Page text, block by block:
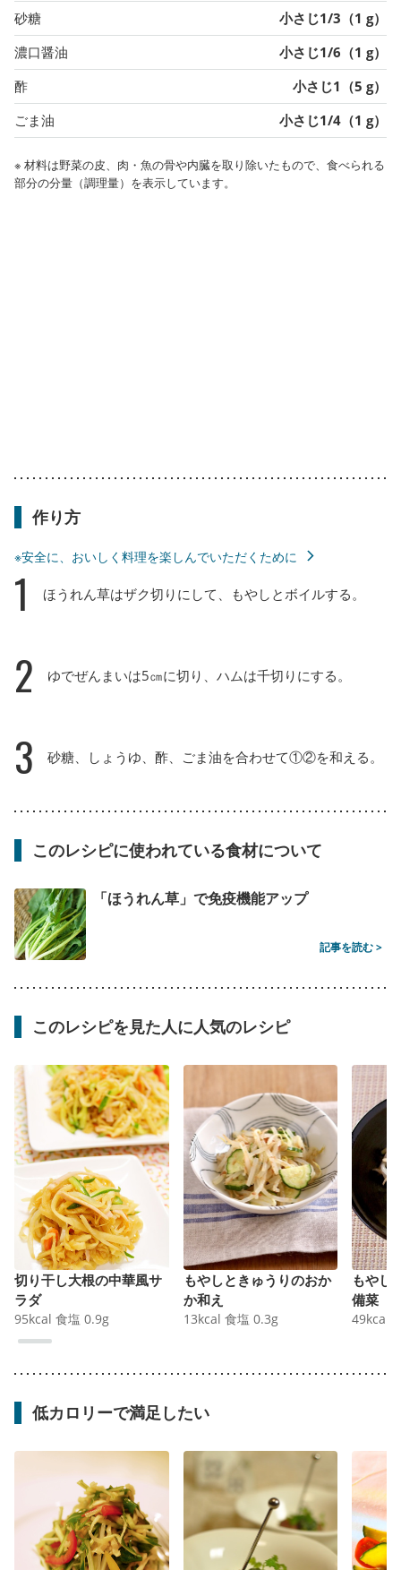
砂糖
小さじ1/3（1 g）
濃口醤油
小さじ1/6（1 g）
酢
小さじ1（5 g）
ごま油
小さじ1/4（1 g）
※ 材料は野菜の皮、肉・魚の骨や内臓を取り除いたもので、食べられる
部分の分量（調理量）を表示しています。
作り方
※安全に、おいしく料理を楽しんでいただくために
1 ほうれん草はザク切りにして、もやしとボイルする。
2 ゆでぜんまいは5㎝に切り、ハムは千切りにする。
3 砂糖、しょうゆ、酢、ごま油を合わせて①②を和える。
このレシピに使われている食材について
「ほうれん草」で免疫機能アップ
記事を読む >
このレシピを見た人に人気のレシピ
切り干し大根の中華風サ
ラダ
95kcal 食塩 0.9g
もやしときゅうりのおか
か和え
13kcal 食塩 0.3g
もやし
備菜
49kcal
低カロリーで満足したい